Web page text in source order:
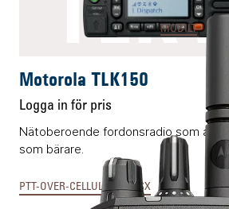
MOBILT
Motorola TLK150
Logga in för pris
Nätoberoende fordonsradio som
som bärare.
PTT-OVER-CELLULAR & MCX